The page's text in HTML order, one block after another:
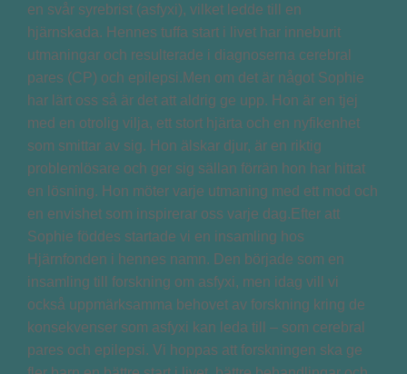
en svår syrebrist (asfyxi), vilket ledde till en
hjärnskada. Hennes tuffa start i livet har inneburit
utmaningar och resulterade i diagnoserna cerebral
pares (CP) och epilepsi.Men om det är något Sophie
har lärt oss så är det att aldrig ge upp. Hon är en tjej
med en otrolig vilja, ett stort hjärta och en nyfikenhet
som smittar av sig. Hon älskar djur, är en riktig
problemlösare och ger sig sällan förrän hon har hittat
en lösning. Hon möter varje utmaning med ett mod och
en envishet som inspirerar oss varje dag.Efter att
Sophie föddes startade vi en insamling hos
Hjärnfonden i hennes namn. Den började som en
insamling till forskning om asfyxi, men idag vill vi
också uppmärksamma behovet av forskning kring de
konsekvenser som asfyxi kan leda till – som cerebral
pares och epilepsi. Vi hoppas att forskningen ska ge